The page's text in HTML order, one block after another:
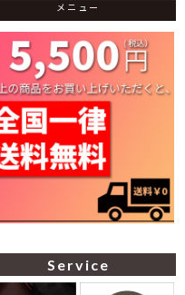
メニュー
Service